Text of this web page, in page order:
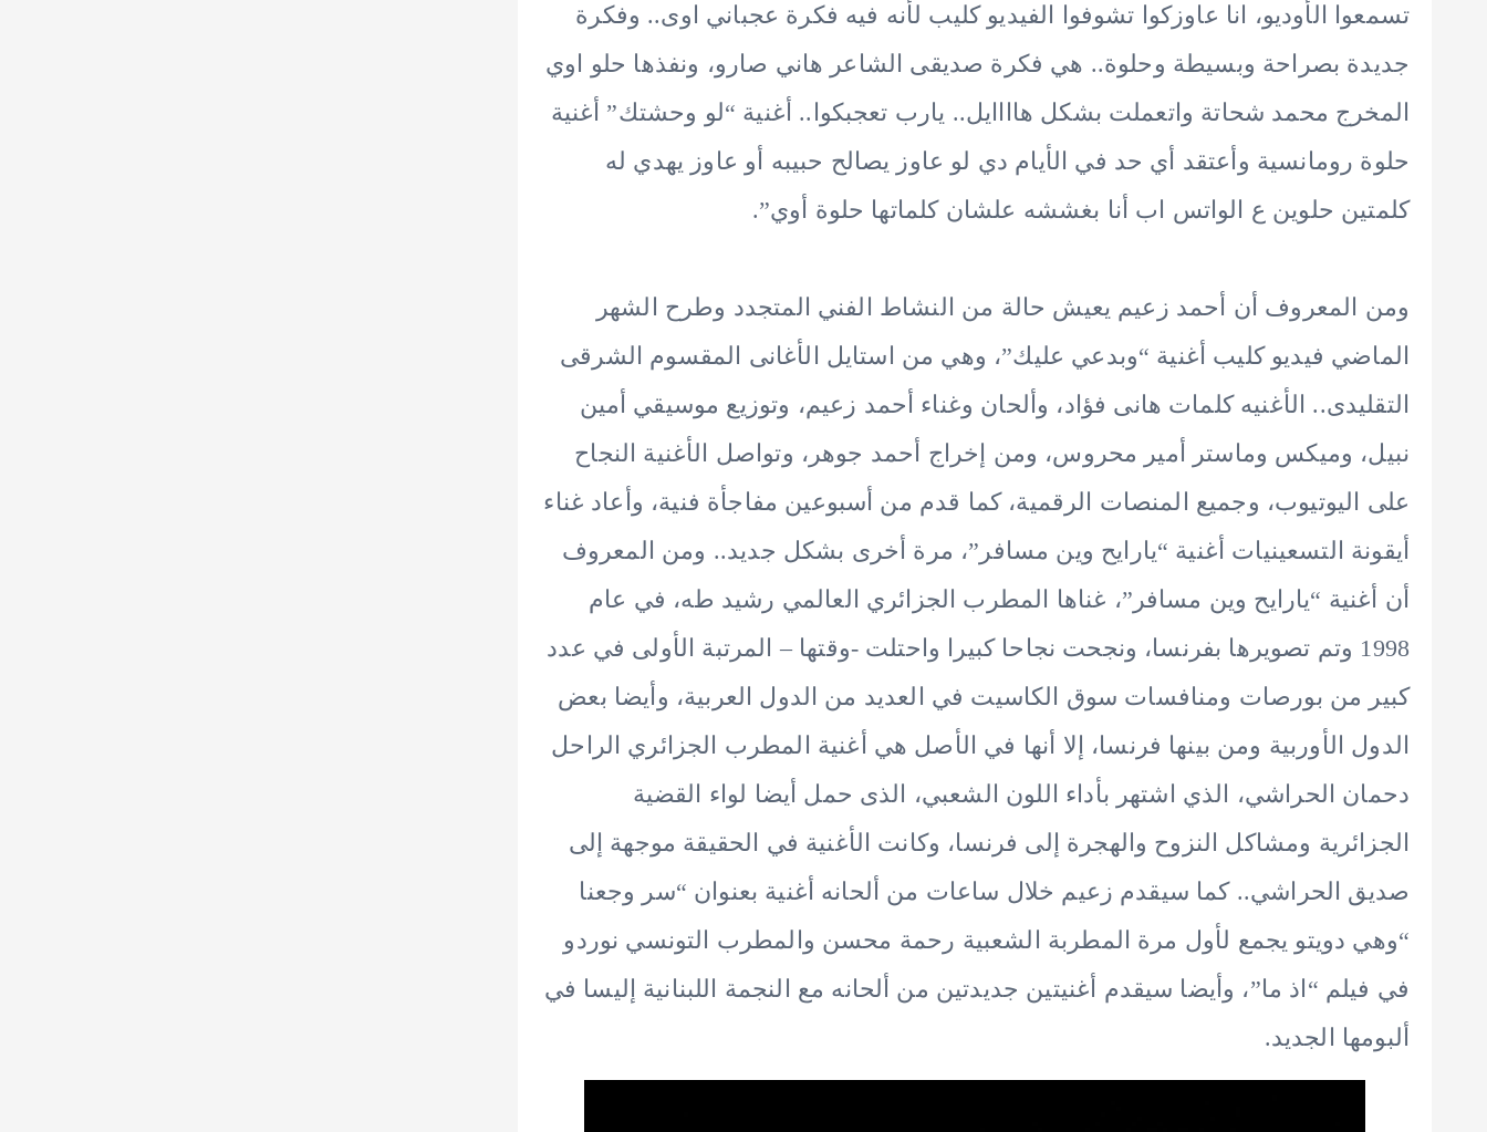
تسمعوا الأوديو، انا عاوزكوا تشوفوا الفيديو كليب لأنه فيه فكرة عجباني اوى.. وفكرة
جديدة بصراحة وبسيطة وحلوة.. هي فكرة صديقى الشاعر هاني صارو، ونفذها حلو اوي
المخرج محمد شحاتة واتعملت بشكل هاااايل.. يارب تعجبكوا.. أغنية “لو وحشتك” أغنية
حلوة رومانسية وأعتقد أي حد في الأيام دي لو عاوز يصالح حبيبه أو عاوز يهدي له
كلمتين حلوين ع الواتس اب أنا بغششه علشان كلماتها حلوة أوي”.
ومن المعروف أن أحمد زعيم يعيش حالة من النشاط الفني المتجدد وطرح الشهر
الماضي فيديو كليب أغنية “وبدعي عليك”، وهي من استايل الأغانى المقسوم الشرقى
التقليدى.. الأغنيه كلمات هانى فؤاد، وألحان وغناء أحمد زعيم، وتوزيع موسيقي أمين
نبيل، وميكس وماستر أمير محروس، ومن إخراج أحمد جوهر، وتواصل الأغنية النجاح
على اليوتيوب، وجميع المنصات الرقمية، كما قدم من أسبوعين مفاجأة فنية، وأعاد غناء
أيقونة التسعينيات أغنية “يارايح وين مسافر”، مرة أخرى بشكل جديد.. ومن المعروف
أن أغنية “يارايح وين مسافر”، غناها المطرب الجزائري العالمي رشيد طه، في عام
1998 وتم تصويرها بفرنسا، ونجحت نجاحا كبيرا واحتلت -وقتها – المرتبة الأولى في عدد
كبير من بورصات ومنافسات سوق الكاسيت في العديد من الدول العربية، وأيضا بعض
الدول الأوربية ومن بينها فرنسا، إلا أنها في الأصل هي أغنية المطرب الجزائري الراحل
دحمان الحراشي، الذي اشتهر بأداء اللون الشعبي، الذى حمل أيضا لواء القضية
الجزائرية ومشاكل النزوح والهجرة إلى فرنسا، وكانت الأغنية في الحقيقة موجهة إلى
صديق الحراشي.. كما سيقدم زعيم خلال ساعات من ألحانه أغنية بعنوان “سر وجعنا
“وهي دويتو يجمع لأول مرة المطربة الشعبية رحمة محسن والمطرب التونسي نوردو
في فيلم “اذ ما”، وأيضا سيقدم أغنيتين جديدتين من ألحانه مع النجمة اللبنانية إليسا في
ألبومها الجديد.